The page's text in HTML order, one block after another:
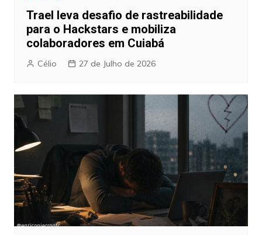
Trael leva desafio de rastreabilidade
para o Hackstars e mobiliza
colaboradores em Cuiabá
Célio 27 de Julho de 2026